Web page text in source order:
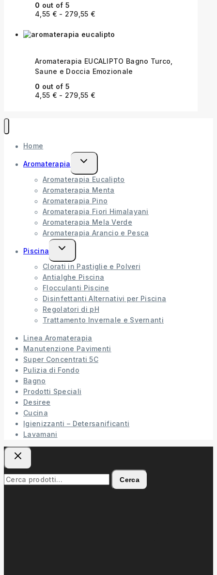
0 out of 5
4,55 € - 279,55 €
Aromaterapia EUCALIPTO Bagno Turco,
Saune e Doccia Emozionale
0 out of 5
4,55 € - 279,55 €
Home
Aromaterapia
Aromaterapia Eucalipto
Aromaterapia Menta
Aromaterapia Pino
Aromaterapia Fiori Himalayani
Aromaterapia Mela Verde
Aromaterapia Arancio e Pesca
Piscina
Clorati in Pastiglie e Polveri
Antialghe Piscina
Flocculanti Piscine
Disinfettanti Alternativi per Piscina
Regolatori di pH
Trattamento Invernale e Svernanti
Linea Aromaterapia
Manutenzione Pavimenti
Super Concentrati 5C
Pulizia di Fondo
Bagno
Prodotti Speciali
Desiree
Cucina
Igienizzanti – Detersanificanti
Lavamani
Cerca